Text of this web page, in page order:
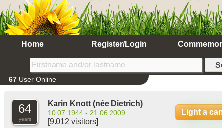
Home Register/Login
67 User Online
64
years
Karin Knott (née Dietrich)
10.07.1944 - 21.06.2009
[9.012 visitors]
Light a